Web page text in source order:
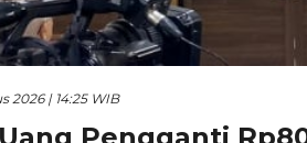
2026 | 14:25 WIB